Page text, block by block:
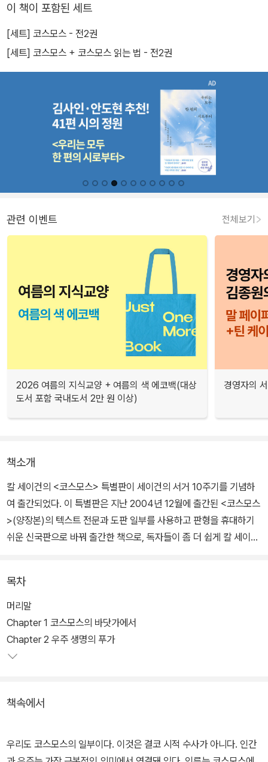
이 책이 포함된 세트
[세트] 코스모스 - 전2권
[세트] 코스모스 + 코스모스 읽는 법 - 전2권
관련 이벤트 전체보기
2026 여름의 지식교양 + 여름의 색 에코백(대상
도서 포함 국내도서 2만 원 이상)
경영자의
책소개
칼 세이건의 <코스모스> 특별판이 세이건의 서거 10주기를 기념하
여 출간되었다. 이 특별판은 지난 2004년 12월에 출간된 <코스모스
>(양장본)의 텍스트 전문과 도판 일부를 사용하고 판형을 휴대하기
쉬운 신국판으로 바꿔 출간한 책으로, 독자들이 좀 더 쉽게 칼 세이건
이번 특별판은 기존의 양장본의 텍스트 전문을 그대로 싣고 도판 중
본문을 이해하는데 꼭 필요한 것들을 골라 실었다. 그중에서도 컬러
로 봐야 할 도판 자료들을 60컷 가까이 골라 컬러 화보로 본문 중간
중간에 배치해 넣었다.
한국어판 서문으로 실은 것이다. 세이건이 생전에 이루어 놓은 일들
모스>가 가진 가치를 한층 빛내 주고 있다.
목차
머리말
Chapter 1 코스모스의 바닷가에서
Chapter 2 우주 생명의 푸가
책속에서
우리도 코스모스의 일부이다. 이것은 결코 시적 수사가 아니다. 인간